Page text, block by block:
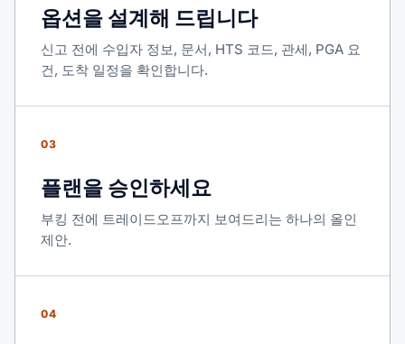
옵션을 설계해 드립니다
신고 전에 수입자 정보, 문서, HTS 코드, 관세, PGA 요
건, 도착 일정을 확인합니다.
03
플랜을 승인하세요
부킹 전에 트레이드오프까지 보여드리는 하나의 올인
제안.
04